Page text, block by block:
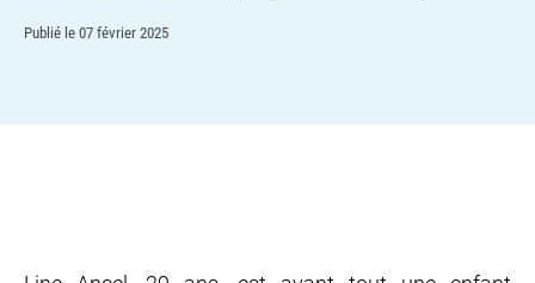
Publié le 07 février 2025